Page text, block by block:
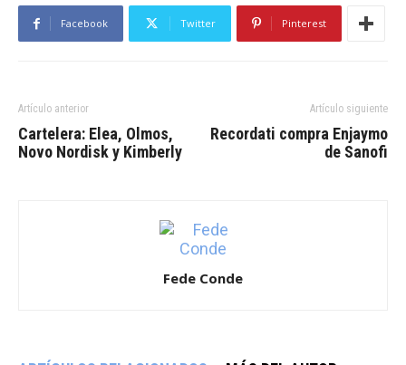
Facebook Twitter Pinterest
Artículo anterior
Cartelera: Elea, Olmos,
Novo Nordisk y Kimberly
Artículo siguiente
Recordati compra Enjaymo
de Sanofi
Fede Conde